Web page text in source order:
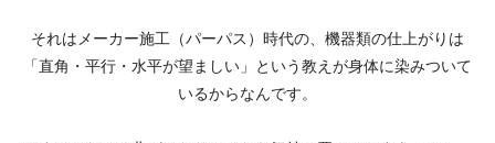
それはメーカー施工（パーパス）時代の、機器類の仕上がりは
「直角・平行・水平が望ましい」という教えが身体に染みついて
いるからなんです。